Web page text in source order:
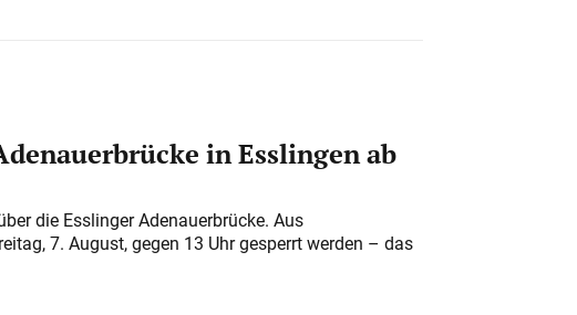
in Esslingen ab
die Esslinger Adenauerbrücke. Aus
7. August, gegen 13 Uhr gesperrt werden – das